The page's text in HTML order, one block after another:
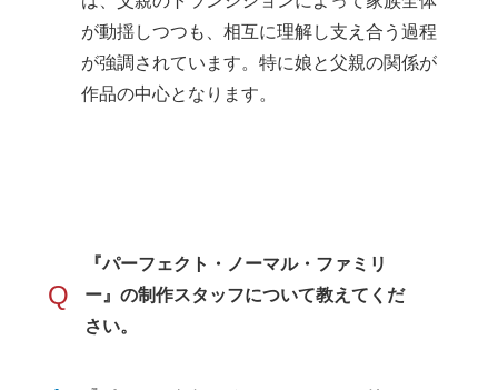
が動揺しつつも、相互に理解し支え合う過程
が強調されています。特に娘と父親の関係が
作品の中心となります。
Q
『パーフェクト・ノーマル・ファミリ
ー』の制作スタッフについて教えてくだ
さい。